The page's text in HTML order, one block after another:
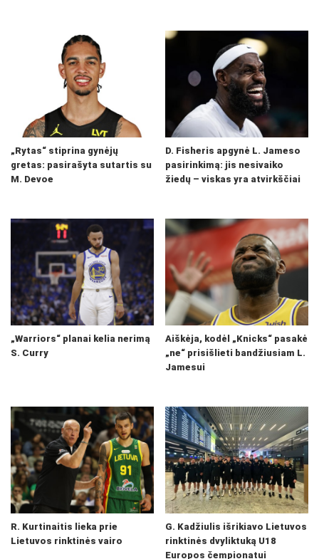
„Rytas“ stiprina gynėjų
gretas: pasirašyta sutartis su
M. Devoe
D. Fisheris apgynė L. Jameso
pasirinkimą: jis nesivaiko
žiedų – viskas yra atvirkščiai
„Warriors“ planai kelia nerimą
S. Curry
Aiškėja, kodėl „Knicks“ pasakė
„ne“ prisišlieti bandžiusiam L.
Jamesui
R. Kurtinaitis lieka prie
Lietuvos rinktinės vairo
G. Kadžiulis išrikiavo Lietuvos
rinktinės dvyliktuką U18
Europos čempionatui